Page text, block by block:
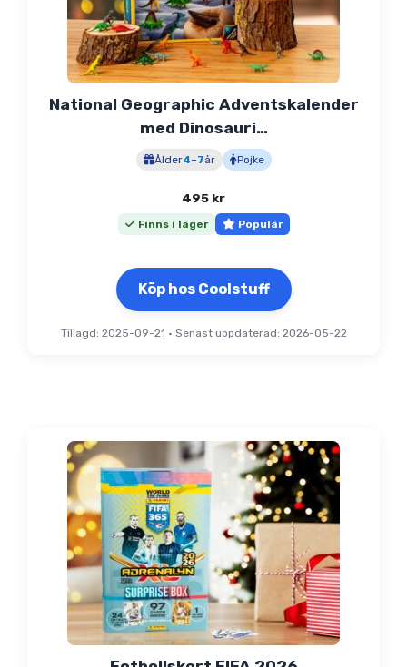
National Geographic Adventskalender
med Dinosauri…
Ålder4–7år Pojke
495 kr
Finns i lager Populär
Köp hos Coolstuff
Tillagd: 2025-09-21 • Senast uppdaterad: 2026-05-22